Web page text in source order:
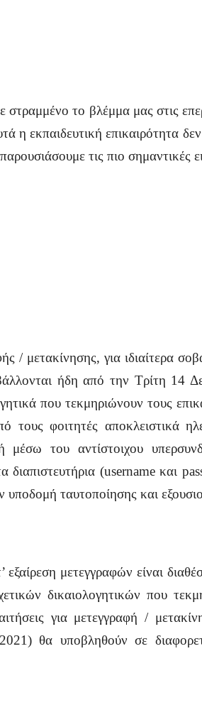
στραμμένο το βλέμμα μας στις
εκπαιδευτική επικαιρότητα δεν
τις πιο σημαντικές
/ μετακίνησης, για ιδιαίτερα
ήδη από την Τρίτη 14
που τεκμηριώνουν τους
φοιτητές αποκλειστικά
μέσω του αντίστοιχου
(username και
υποδομή ταυτοποίησης και
μετεγγραφών είναι
δικαιολογητικών που
για μετεγγραφή /
θα υποβληθούν σε